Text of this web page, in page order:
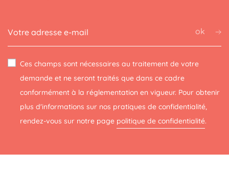
ok
Ces champs sont nécessaires au traitement de votre
demande et ne seront traités que dans ce cadre
conformément à la réglementation en vigueur. Pour obtenir
plus d'informations sur nos pratiques de confidentialité,
rendez-vous sur notre page politique de confidentialité.